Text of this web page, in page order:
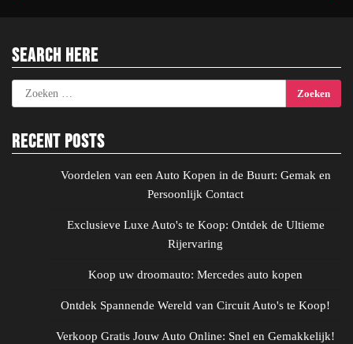
Search Here
Zoeken
naar:
Recent Posts
Voordelen van een Auto Kopen in de Buurt: Gemak en
Persoonlijk Contact
Exclusieve Luxe Auto's te Koop: Ontdek de Ultieme
Rijervaring
Koop uw droomauto: Mercedes auto kopen
Ontdek Spannende Wereld van Circuit Auto's te Koop!
Verkoop Gratis Jouw Auto Online: Snel en Gemakkelijk!